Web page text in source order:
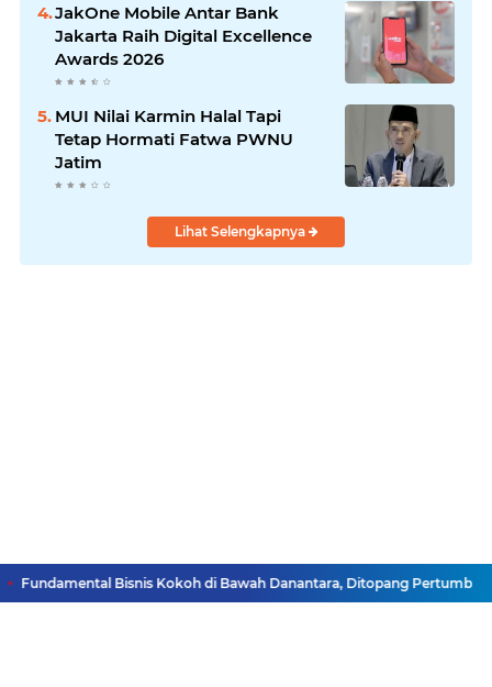
JakOne Mobile Antar Bank
Jakarta Raih Digital Excellence
Awards 2026
MUI Nilai Karmin Halal Tapi
Tetap Hormati Fatwa PWNU
Jatim
Lihat Selengkapnya
Bisnis Kokoh di Bawah Danantara, Ditopang Pertumbuhan